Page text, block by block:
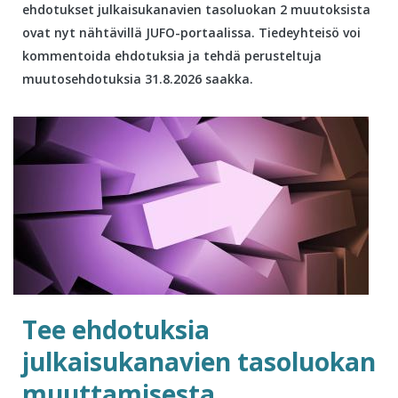
ehdotukset julkaisukanavien tasoluokan 2 muutoksista
ovat nyt nähtävillä JUFO-portaalissa. Tiedeyhteisö voi
kommentoida ehdotuksia ja tehdä perusteltuja
muutosehdotuksia 31.8.2026 saakka.
Tee ehdotuksia
julkaisukanavien tasoluokan